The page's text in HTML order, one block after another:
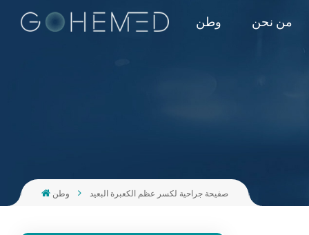
وطن من نحن
وطن صفيحة جراحية لكسر عظم الكعبرة البعيد